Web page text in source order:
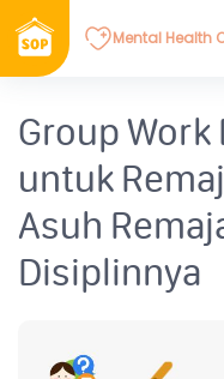
Mental Health
Group
untuk
Asuh
Disiplinnya